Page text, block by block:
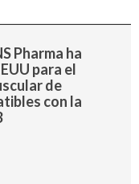
Pharma ha
para el
de
con la